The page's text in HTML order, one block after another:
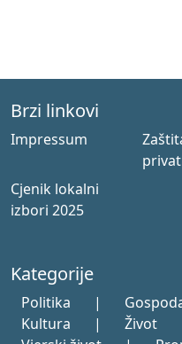
Brzi linkovi
Impressum
Cjenik lokalni
izbori 2025
Kategorije
Politika |
Kultura
| Život